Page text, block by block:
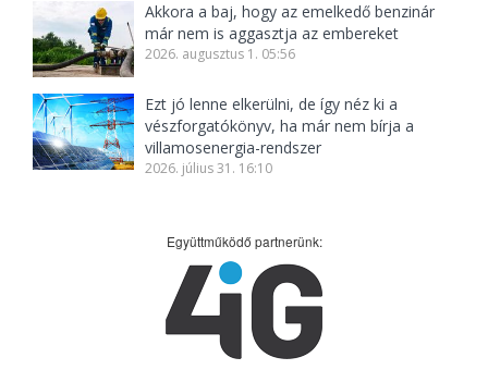
Akkora a baj, hogy az emelkedő benzinár
már nem is aggasztja az embereket
2026. augusztus 1. 05:56
Ezt jó lenne elkerülni, de így néz ki a
vészforgatókönyv, ha már nem bírja a
villamosenergia-rendszer
2026. július 31. 16:10
Együttműködő partnerünk: